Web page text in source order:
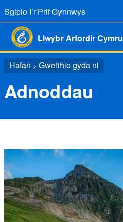
Sgipio I’r Prif Gynnwys
Llwybr Arfordir Cymru
Hafan > Gweithio gyda ni
Adnoddau